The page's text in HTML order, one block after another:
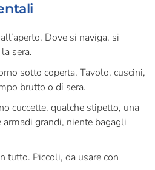
Dove si naviga, si
sera.
sotto coperta. Tavolo, cuscini,
brutto o di sera.
cuccette, qualche stipetto, una
grandi, niente bagagli
tutto. Piccoli, da usare con